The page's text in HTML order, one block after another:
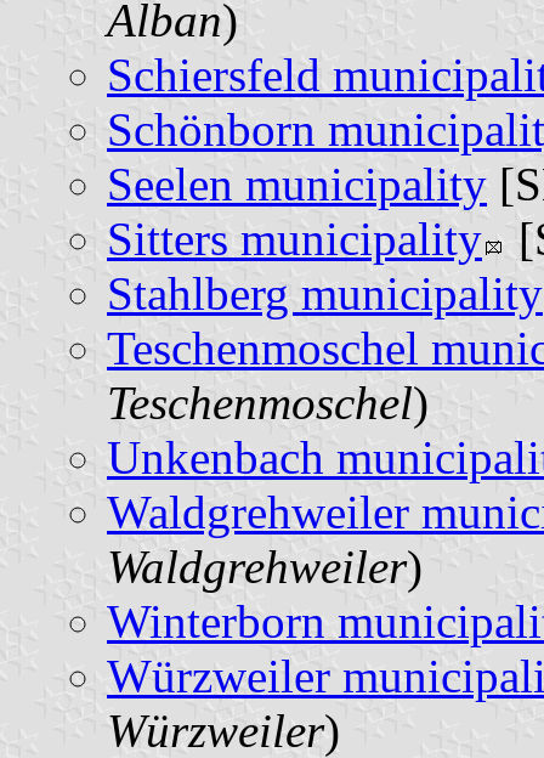
Alban)
Schiersfeld
Schönborn
Seelen municipality
Sitters municipality
Stahlberg municipality
Teschenmoschel
Teschenmoschel)
Unkenbach
Waldgrehweiler
Waldgrehweiler)
Winterborn
Würzweiler
Würzweiler)